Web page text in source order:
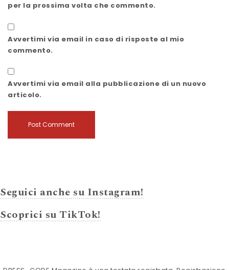
per la prossima volta che commento.
Avvertimi via email in caso di risposte al mio
commento.
Avvertimi via email alla pubblicazione di un nuovo
articolo.
Seguici anche su Instagram!
Scoprici su TikTok!